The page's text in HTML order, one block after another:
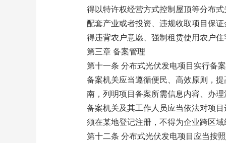
得以特许权经营方式控制屋顶等分布
配套产业或者投资、违规收取项目保
得违背农户意愿、强制租赁使用农户住
第三章 备案管理
第十一条 分布式光伏发电项目实行备
备案机关应当遵循便民、高效原则，
南，列明项目备案所需信息内容、办
备案机关及其工作人员应当依法对项
须在某地登记注册，不得为企业跨区
第十二条 分布式光伏发电项目应当按